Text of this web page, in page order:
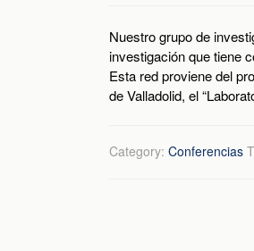
Nuestro grupo de
investigación que tiene
Esta red proviene del
de Valladolid, el
Category: Conferencias